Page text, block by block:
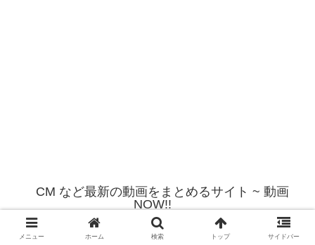
CM など最新の動画をまとめるサイト ~ 動画
NOW!!
© 2012 CM など最新の動画をまとめるサイト ~ 動画NOW!!.
メニュー ホーム 検索 トップ サイドバー